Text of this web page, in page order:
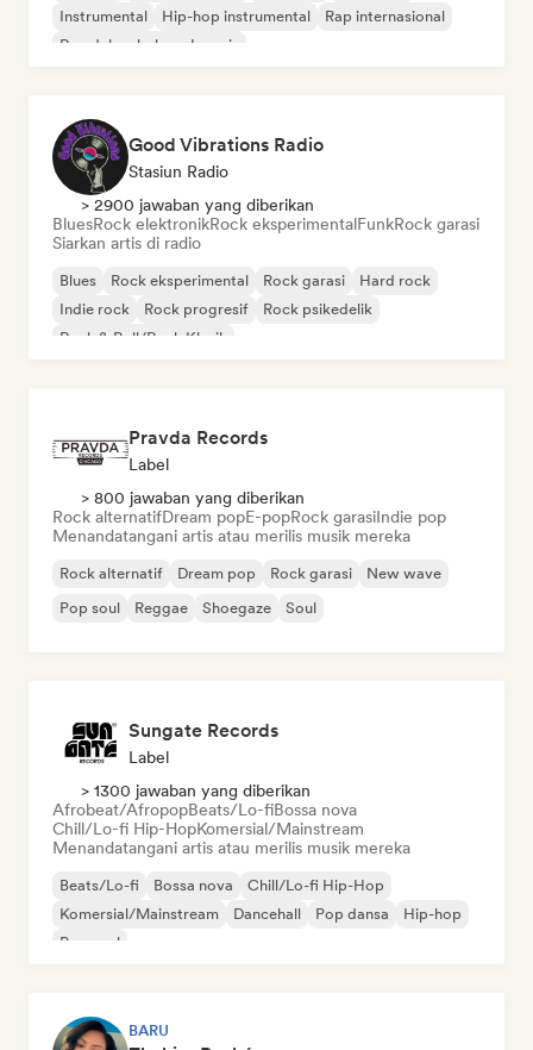
Instrumental
Hip-hop instrumental
Rap internasional
Rap dalam bahasa Inggris
Good Vibrations Radio
Stasiun Radio
> 2900 jawaban yang diberikan
BluesRock elektronikRock eksperimentalFunkRock garasi
Siarkan artis di radio
Blues Rock eksperimental Rock garasi
Hard rock
Indie rock
Rock progresif
Rock psikedelik
Rock & Roll/Rock Klasik
Pravda Records
Label
> 800 jawaban yang diberikan
Rock alternatifDream popE-popRock garasiIndie pop
Menandatangani artis atau merilis musik mereka
Rock alternatif Dream pop Rock garasi
New wave
Pop soul
Reggae Shoegaze Soul
Sungate Records
Label
> 1300 jawaban yang diberikan
Afrobeat/AfropopBeats/Lo-fiBossa nova
Chill/Lo-fi Hip-HopKomersial/Mainstream
Menandatangani artis atau merilis musik mereka
Beats/Lo-fi Bossa nova
Chill/Lo-fi Hip-Hop
Komersial/Mainstream
Dancehall Pop dansa
Hip-hop
Pop soul
BARU